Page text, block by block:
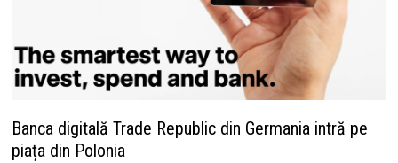
Banca digitală Trade Republic din Germania intră pe
piața din Polonia